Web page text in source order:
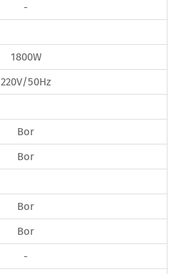
-
1800W
220V/50Hz
Bor
Bor
Bor
Bor
-